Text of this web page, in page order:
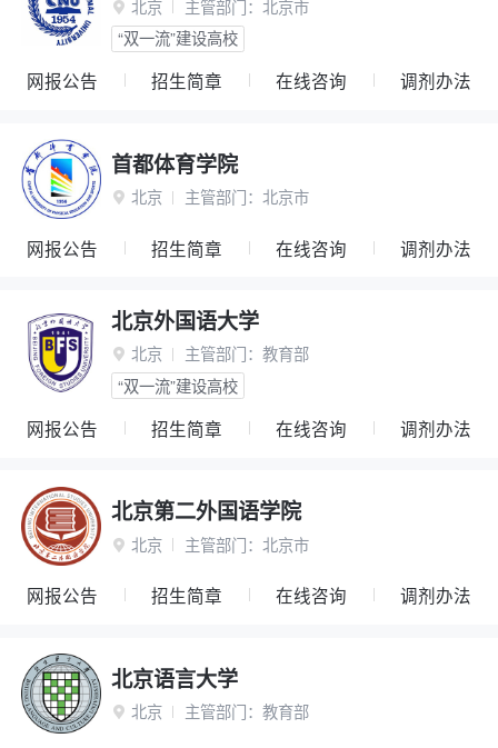
 北京 主管部门： 北京市
“双一流”建设高校
网报公告 招生简章 在线咨询 调剂办法
首都体育学院
 北京 主管部门： 北京市
网报公告 招生简章 在线咨询 调剂办法
北京外国语大学
 北京 主管部门： 教育部
“双一流”建设高校
网报公告 招生简章 在线咨询 调剂办法
北京第二外国语学院
 北京 主管部门： 北京市
网报公告 招生简章 在线咨询 调剂办法
北京语言大学
 北京 主管部门： 教育部